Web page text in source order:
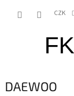
CZK
DAEWOO